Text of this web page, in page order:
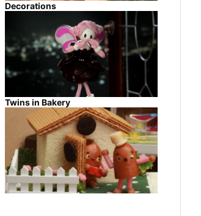
Decorations
Twins in Bakery